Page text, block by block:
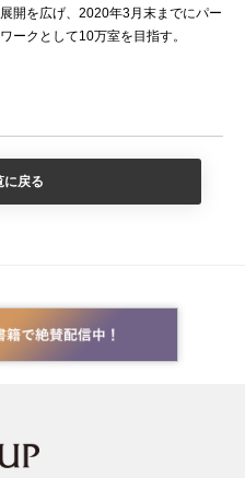
開を広げ、2020年3月末までにパー
ークとして10万室を目指す。
に戻る